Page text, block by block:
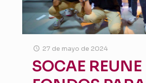
27 de mayo de 2024
SOCAE REUNE